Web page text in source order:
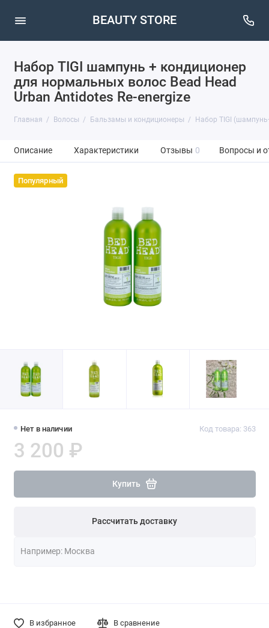
BEAUTY STORE
Набор TIGI шампунь + кондиционер
для нормальных волос Bead Head
Urban Antidotes Re-energize
Главная Волосы Бальзамы и кондиционеры Набор TIGI
Описание Характеристики Отзывы 0 Вопросы и
Популярный
Нет в наличии Код товара: 363
3 200 ₽
Купить
Рассчитать доставку
В избранное В сравнение